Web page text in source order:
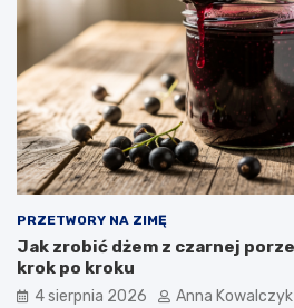
PRZETWORY NA ZIMĘ
Jak zrobić dżem z czarnej
krok po kroku
4 sierpnia 2026 Anna Kowalczyk